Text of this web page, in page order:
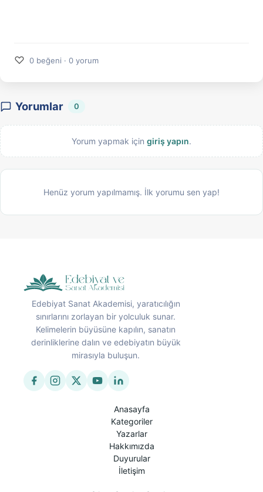
♡ 0 beğeni · 0 yorum
Yorumlar 0
Yorum yapmak için giriş yapın.
Henüz yorum yapılmamış. İlk yorumu sen yap!
Edebiyat Sanat Akademisi, yaratıcılığın
sınırlarını zorlayan bir yolculuk sunar.
Kelimelerin büyüsüne kapılın, sanatın
derinliklerine dalın ve edebiyatın büyük
mirasıyla buluşun.
Anasayfa
Kategoriler
Yazarlar
Hakkımızda
Duyurular
İletişim